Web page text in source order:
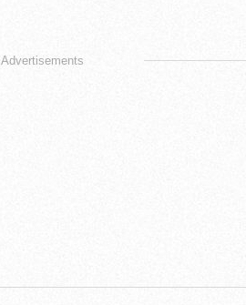
Advertisements